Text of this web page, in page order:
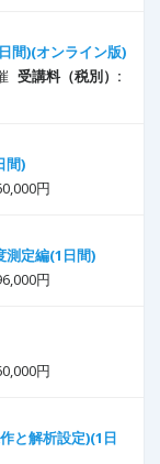
間)(オンライン版)
受講料（税別）:
間)
円
測定編(1日間)
円
円
と解析設定)(1日